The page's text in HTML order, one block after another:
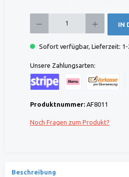
IN
Sofort verfügbar, Lieferzeit: 1-
Unsere Zahlungsarten:
Produktnummer: AF8011
Noch Fragen zum Produkt?
Beschreibung